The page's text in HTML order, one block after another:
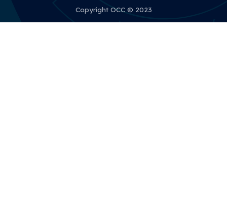
Copyright OCC © 2023